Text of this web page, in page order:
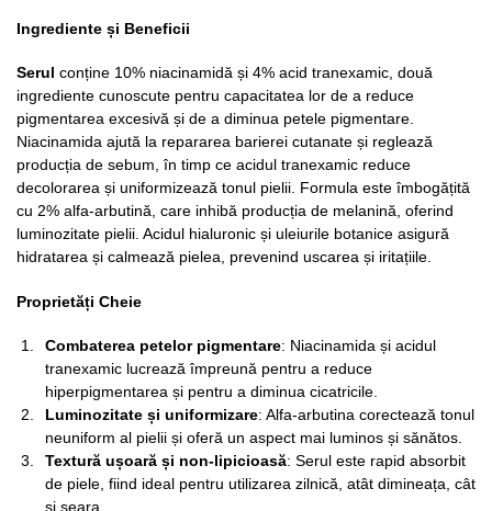
Ingrediente și Beneficii
Serul conține 10% niacinamidă și 4% acid tranexamic, două
ingrediente cunoscute pentru capacitatea lor de a reduce
pigmentarea excesivă și de a diminua petele pigmentare.
Niacinamida ajută la repararea barierei cutanate și reglează
producția de sebum, în timp ce acidul tranexamic reduce
decolorarea și uniformizează tonul pielii. Formula este îmbogățită
cu 2% alfa-arbutină, care inhibă producția de melanină, oferind
luminozitate pielii. Acidul hialuronic și uleiurile botanice asigură
hidratarea și calmează pielea, prevenind uscarea și iritațiile.
Proprietăți Cheie
Combaterea petelor pigmentare: Niacinamida și acidul
tranexamic lucrează împreună pentru a reduce
hiperpigmentarea și pentru a diminua cicatricile.
Luminozitate și uniformizare: Alfa-arbutina corectează tonul
neuniform al pielii și oferă un aspect mai luminos și sănătos.
Textură ușoară și non-lipicioasă: Serul este rapid absorbit
de piele, fiind ideal pentru utilizarea zilnică, atât dimineața, cât
și seara.